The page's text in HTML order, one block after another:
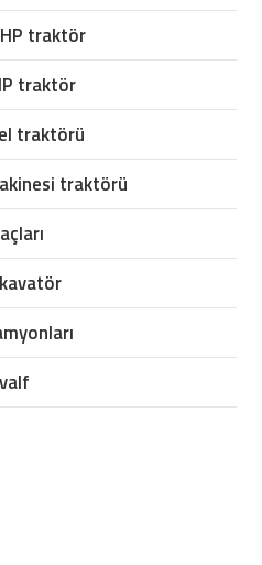
traktör
traktör
traktörü
traktörü